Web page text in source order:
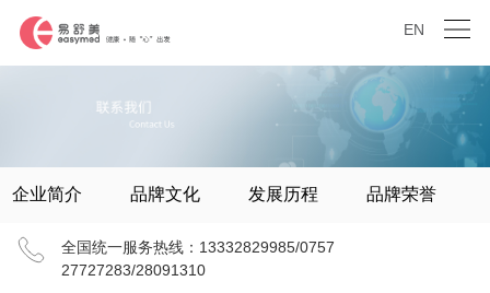
EN
企业简介 品牌文化 发展历程 品牌荣誉
全国统一服务热线： 13332829985/0757
27727283/28091310